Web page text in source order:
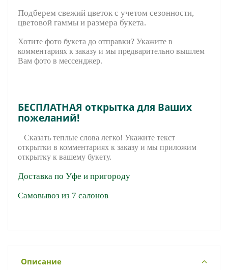
Подберем свежий цветок с учетом сезонности,
цветовой гаммы и размера букета.
Хотите фото букета до отправки? Укажите в
комментариях к заказу и мы предварительно вышлем
Вам фото в мессенджер.
БЕСПЛАТНАЯ открытка для Ваших
пожеланий!
Сказать теплые слова легко! Укажите текст
открытки в комментариях к заказу и мы приложим
открытку к вашему букету.
Доставка по Уфе и пригороду
Самовывоз из 7 салонов
Описание